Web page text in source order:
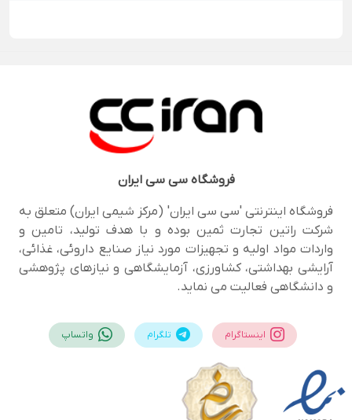
فروشگاهسی سی ایران
فروشگاه اینترنتی 'سی سی ایران' (مرکز شیمی ایران) متعلق به
شرکت راتین تجارت ثمین بوده و با هدف تولید، تامین و
واردات مواد اولیه و تجهیزات مورد نیاز صنایع داروئی، غذائی،
آرایشی بهداشتی، کشاورزی، آزمایشگاهی و نیازهای پژوهشی
و دانشگاهی فعالیت می نماید.
اینستاگرام تلگرام واتساپ